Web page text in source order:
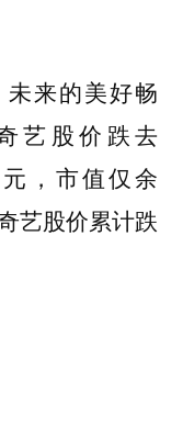
来的美好畅
艺股价跌去
，市值仅余
艺股价累计跌